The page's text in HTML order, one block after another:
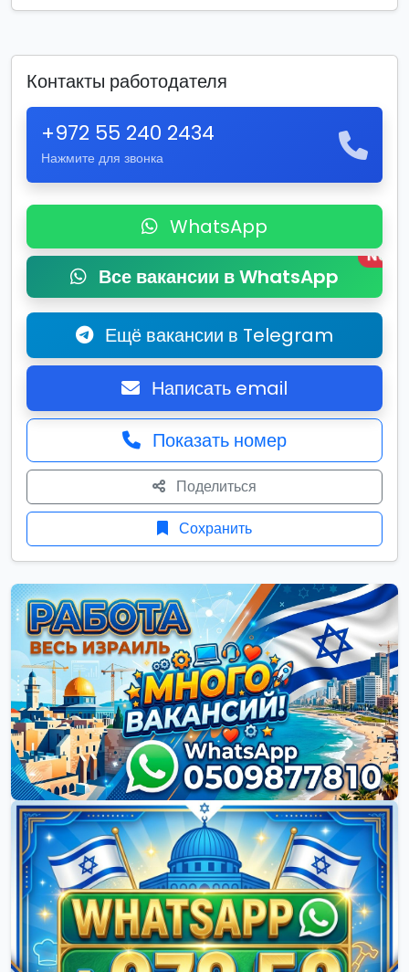
Контакты работодателя
+972 55 240 2434
Нажмите для звонка
WhatsApp
Все вакансии в WhatsApp
New
Ещё вакансии в Telegram
Написать email
Показать номер
Поделиться
Сохранить